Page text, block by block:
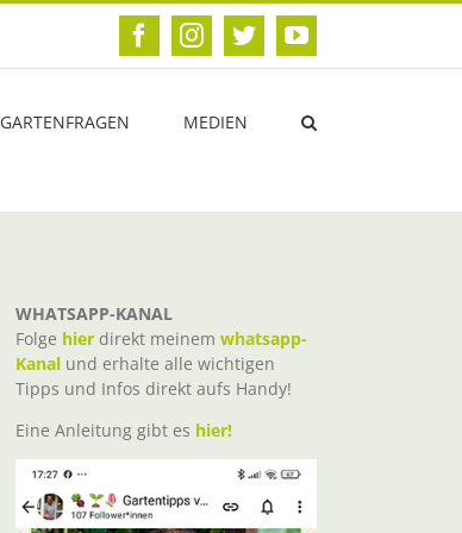
FacebookInstagram
TwitterYouTube
GARTENFRAGEN MEDIEN
WHATSAPP-KANAL
Folge hier direkt meinem whatsapp-
Kanal und erhalte alle wichtigen
Tipps und Infos direkt aufs Handy!
Eine Anleitung gibt es hier!